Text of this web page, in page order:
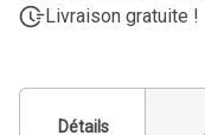
Livraison gratuite !
Détails